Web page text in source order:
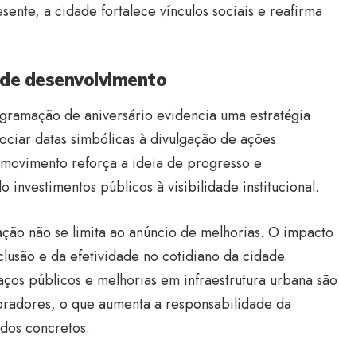
a cidade fortalece vínculos sociais e reafirma
desenvolvimento
de aniversário evidencia uma estratégia
datas simbólicas à divulgação de ações
reforça a ideia de progresso e
investimentos públicos à visibilidade institucional.
não se limita ao anúncio de melhorias. O impacto
e da efetividade no cotidiano da cidade.
públicos e melhorias em infraestrutura urbana são
o que aumenta a responsabilidade da
concretos.